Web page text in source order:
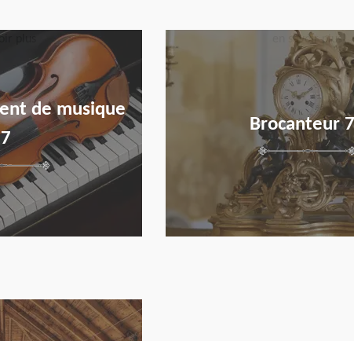
de musique
plus
Brocanteur
en savoir plus
plus